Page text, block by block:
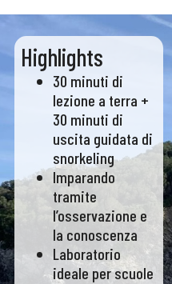
Highlights
30 minuti di
lezione a terra +
30 minuti di
uscita guidata di
snorkeling
Imparando
tramite
l’osservazione e
la conoscenza
Laboratorio
ideale per scuole